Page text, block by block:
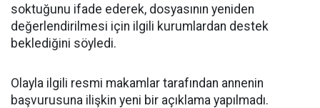
soktuğunu ifade ederek, dosyasının yeniden
değerlendirilmesi için ilgili kurumlardan destek
beklediğini söyledi.
Olayla ilgili resmi makamlar tarafından annenin
başvurusuna ilişkin yeni bir açıklama yapılmadı.